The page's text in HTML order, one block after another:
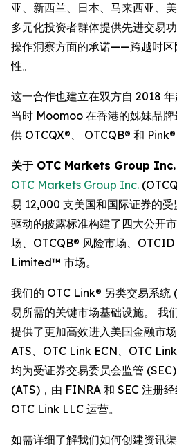
亚、新西兰、日本、马来西亚、
多元化投资者群体提供先进交易
操作洞察方面的承诺——跨越时区
性。
这一合作也建立在双方自 2018
当时 Moomoo 在香港的姊妹品
供 OTCQX®、 OTCQB® 和 Pink®
关于 OTC Markets Group Inc.
OTC Markets Group Inc.
易 12,000 支美国和国际证券的
驱动的披露标准构建了四大公开
场、OTCQB® 风险市场、
Limited™ 市场。
我们的 OTC Link® 另类交易系统
易所需的关键市场基础设施。 我
提供了更加高效进入美国金融市
ATS、OTC Link ECN、OTC
均为受证券交易委员会监管
(ATS)，由 FINRA 和 SEC 注册
OTC Link LLC 运营。
如需详细了解我们如何创建资讯